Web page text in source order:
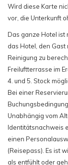
Wird diese Karte
vor, die Unterkunft
Das ganze Hotel ist
das Hotel, den Gast
Reinigung zu
Freiluftterrasse im
4. und 5. Stock
Bei einer
Unabhängig vom
Identitätsnachweis
einen
(Reisepass). Es ist
als entfühlt oder